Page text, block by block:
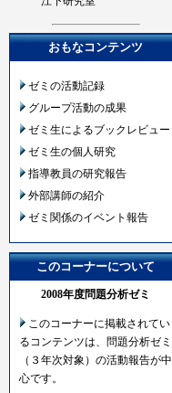
おもなコンテンツ
ゼミの活動記録
グループ活動の成果
ゼミ生によるブックレビュー
ゼミ生の個人研究
指導教員の研究報告
外部講師の紹介
ゼミ関係のイベント報告
このコーナーについて
2008年度問題分析ゼミ
このコーナーに掲載されてい
るコンテンツは、問題分析ゼミ
（３年次対象）の活動報告が中
心です。